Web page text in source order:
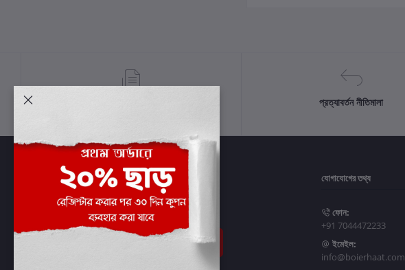
প্রত্যাবর্তন নীতিমালা
সাবস্ক্রাইব
যোগাযোগের তথ্য
ফোন:
+91 7044472233
ইমেইল:
info@boierhaat.com